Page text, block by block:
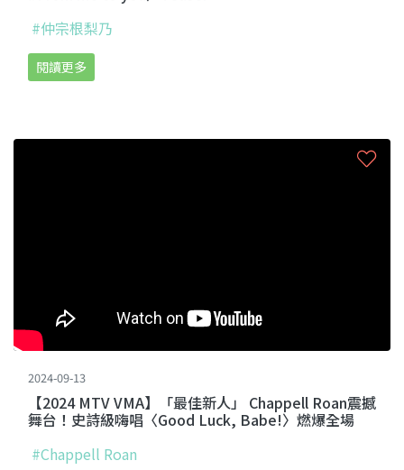
#仲宗根梨乃
閱讀更多
2024-09-13
【2024 MTV VMA】「最佳新人」 Chappell Roan震撼
舞台！史詩級嗨唱〈Good Luck, Babe!〉燃爆全場
#Chappell Roan